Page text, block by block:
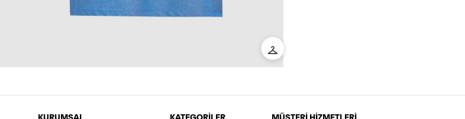
KURUMSAL KATEGORİLER MÜŞTERİ HİZMETLERİ